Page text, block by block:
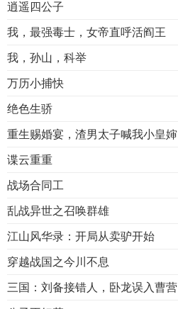
逍遥四公子
我，最强毒士，女帝直呼活阎王
我，孙山，科举
万历小捕快
绝色生骄
重生赐婚宴，渣男太子喊我小皇婶
谍云重重
战场合同工
乱战异世之召唤群雄
江山风华录：开局从卖驴开始
穿越战国之今川不息
三国：刘备接错人，卧龙误入曹营